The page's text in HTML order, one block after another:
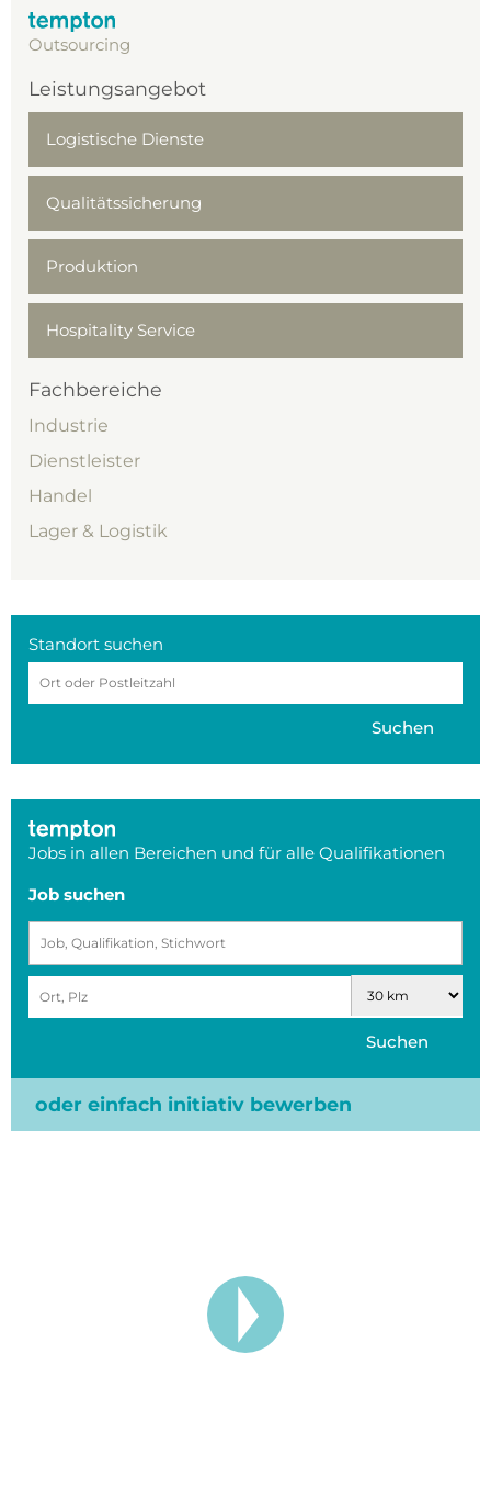
Outsourcing
Leistungsangebot
Logistische Dienste
Qualitäts­sicherung
Produktion
Hospitality Service
Fachbereiche
Industrie
Dienstleister
Handel
Lager & Logistik
Standort suchen
Suchen
Jobs in allen Bereichen und für alle Qualifikationen
Job suchen
Suchen
oder einfach initiativ bewerben